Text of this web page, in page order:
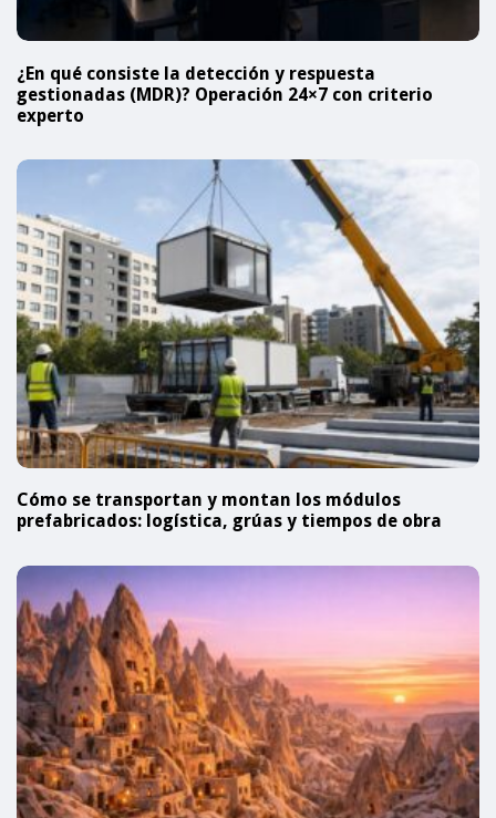
¿En qué consiste la detección y respuesta
gestionadas (MDR)? Operación 24×7 con criterio
experto
Cómo se transportan y montan los módulos
prefabricados: logística, grúas y tiempos de obra